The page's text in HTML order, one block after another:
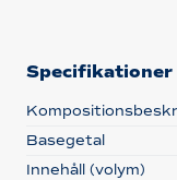
Basegetal
Innehåll (volym)